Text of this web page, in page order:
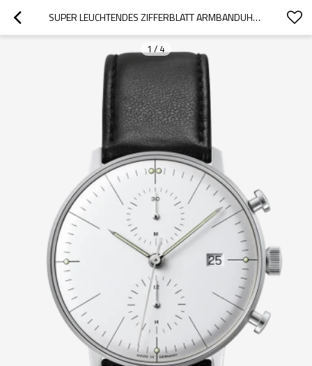
SUPER LEUCHTENDES ZIFFERBLATT ARMBANDUHR HERREN EDELSTAHL MATERIAL GEHÄUSE ARMBANDUHR
1/4